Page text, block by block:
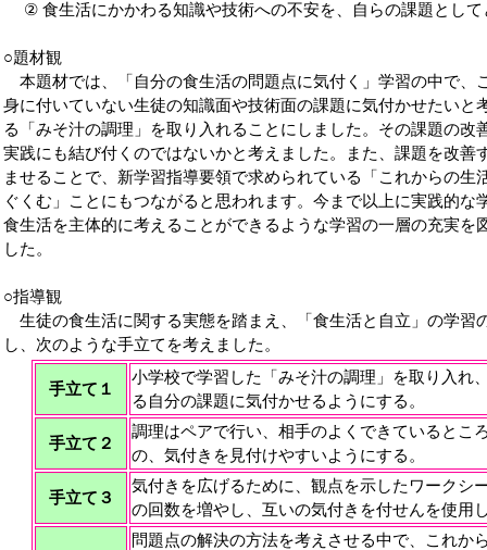
② 食生活にかかわる知識や技術への不安を、自らの課題として
○題材観
本題材では、「自分の食生活の問題点に気付く」学習の中で、
身に付いていない生徒の知識面や技術面の課題に気付かせたいと
る「みそ汁の調理」を取り入れることにしました。その課題の改
実践にも結び付くのではないかと考えました。また、課題を改善
ませることで、新学習指導要領で求められている「これからの生
ぐくむ」ことにもつながると思われます。今まで以上に実践的な
食生活を主体的に考えることができるような学習の一層の充実を
した。
○指導観
生徒の食生活に関する実態を踏まえ、「食生活と自立」の学習
し、次のような手立てを考えました。
手立て１
小学校で学習した「みそ汁の調理」を取り入れ
る自分の課題に気付かせるようにする。
手立て２
調理はペアで行い、相手のよくできているとこ
の、気付きを見付けやすいようにする。
手立て３
気付きを広げるために、観点を示したワークシ
の回数を増やし、互いの気付きを付せんを使用
問題点の解決の方法を考えさせる中で、これか